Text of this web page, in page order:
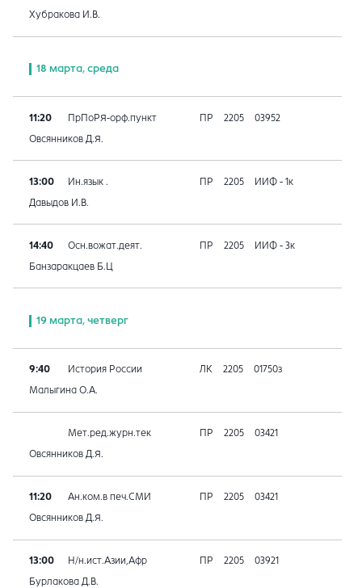
Хубракова И.В.
18 марта, среда
11:20 ПрПоРЯ-орф.пункт ПР 2205 03952
Овсянников Д.Я.
13:00 Ин.язык . ПР 2205 ИИФ - 1к
Давыдов И.В.
14:40 Осн.вожат.деят. ПР 2205 ИИФ - 3к
Банзаракцаев Б.Ц
19 марта, четверг
9:40 История России ЛК 2205 01750з
Малыгина О.А.
Мет.ред.журн.тек ПР 2205 03421
Овсянников Д.Я.
11:20 Ан.ком.в печ.СМИ ПР 2205 03421
Овсянников Д.Я.
13:00 Н/н.ист.Азии,Афр ПР 2205 03921
Бурлакова Д.В.